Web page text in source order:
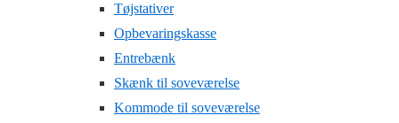
Tøjstativer
Opbevaringskasse
Entrebænk
Skænk til soveværelse
Kommode til soveværelse